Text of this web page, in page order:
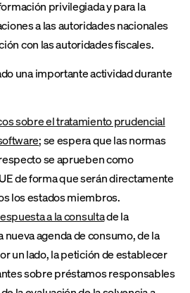
privilegiada y para la
a las autoridades nacionales
con las autoridades fiscales.
una importante actividad durante
sobre el tratamiento prudencial
; se espera que las normas
se aprueben como
de forma que serán directamente
los estados miembros.
a la consultade la
agenda de consumo, de la
un lado, la petición de establecer
sobre préstamos responsables